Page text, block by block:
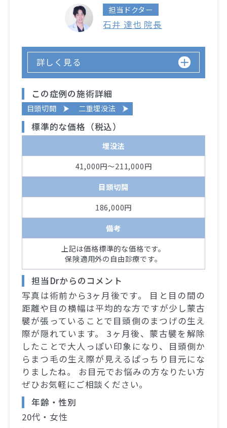
担当ドクター
石井 達也 院長
詳しく見る
この症例の施術詳細
目頭切開 二重埋没法
標準的な価格（税込）
埋没法
41,000円～211,000円
目頭切開
186,000円
備考
上記は価格標準的な価格です。
保険適用外の自由診療です。
担当Drからのコメント
写真は術前から3ヶ月後です。 目と目の間の
距離や目の横幅は平均的な方ですが少し蒙古
襞が張っていることで目頭側のまつげの生え
際が隠れています。 3ヶ月後、蒙古襞を解除
したことで大人っぽい印象になり、目頭側か
らまつ毛の生え際が見えるぱっちり目元にな
りましたね。 お目元でお悩みの方なりたい方
ぜひお気軽にご相談ください。
年齢・性別
20代・女性